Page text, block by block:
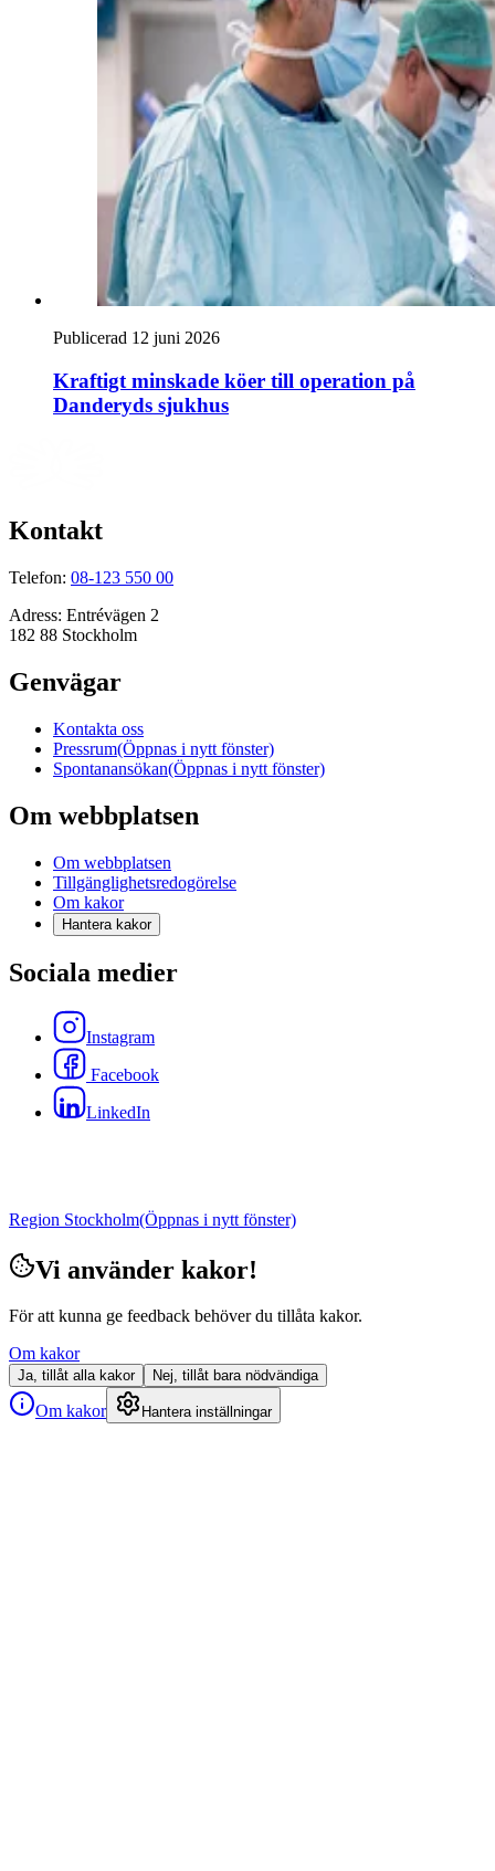
Publicerad 12 juni 2026
Kraftigt minskade köer till operation på
Danderyds sjukhus
Kontakt
Telefon: 08-123 550 00
Adress: Entrévägen 2
182 88 Stockholm
Genvägar
Kontakta oss
Pressrum(Öppnas i nytt fönster)
Spontanansökan(Öppnas i nytt fönster)
Om webbplatsen
Om webbplatsen
Tillgänglighetsredogörelse
Om kakor
Hantera kakor
Sociala medier
Instagram
Facebook
LinkedIn
Region Stockholm(Öppnas i nytt fönster)
Vi använder kakor!
För att kunna ge feedback behöver du tillåta kakor.
Om kakor
Ja, tillåt alla kakor Nej, tillåt bara nödvändiga
Om kakor Hantera inställningar